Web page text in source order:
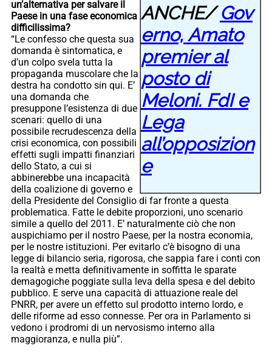
ANCHE/Gov
erno, Amato
premier al
posto di
Meloni. FdI e
Lega
all’opposizion
e
un’alternativa per salvare il
Paese in una fase economica
difficilissima?
“Le confesso che questa sua
domanda è sintomatica, e
d’un colpo svela tutta la
propaganda muscolare che la
destra ha condotto sin qui. E’
una domanda che
presuppone l’esistenza di due
scenari: quello di una
possibile recrudescenza della
crisi economica, con possibili
effetti sugli impatti finanziari
dello Stato, a cui si
abbinerebbe una incapacità
della coalizione di governo e
della Presidente del Consiglio di far fronte a questa
problematica. Fatte le debite proporzioni, uno scenario
simile a quello del 2011. E’ naturalmente ciò che non
auspichiamo per il nostro Paese, per la nostra economia,
per le nostre istituzioni. Per evitarlo c’è bisogno di una
legge di bilancio seria, rigorosa, che sappia fare i conti con
la realtà e metta definitivamente in soffitta le sparate
demagogiche poggiate sulla leva della spesa e del debito
pubblico. E serve una capacità di attuazione reale del
PNRR, per avere un effetto sul prodotto interno lordo, e
delle riforme ad esso connesse. Per ora in Parlamento si
vedono i prodromi di un nervosismo interno alla
maggioranza, e nulla più”.